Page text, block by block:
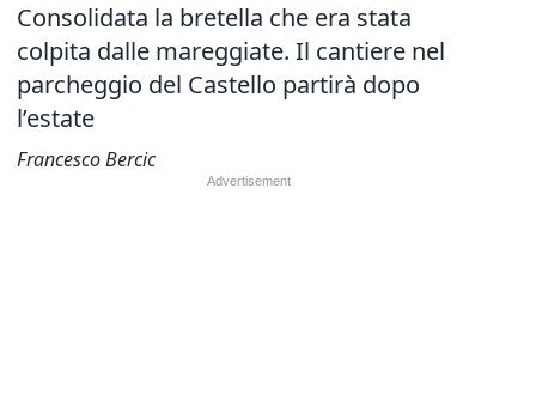
Consolidata la bretella che era stata
colpita dalle mareggiate. Il cantiere nel
parcheggio del Castello partirà dopo
l’estate
Francesco Bercic